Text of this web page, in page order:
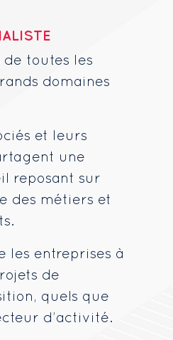
toutes les
domaines
et leurs
une
reposant sur
des métiers et
les entreprises à
de
quels que
d’activité.